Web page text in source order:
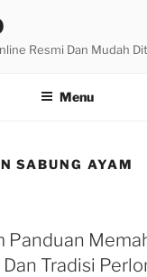
Resmi Dan Mudah
Menu
SABUNG AYAM
Panduan
Tradisi